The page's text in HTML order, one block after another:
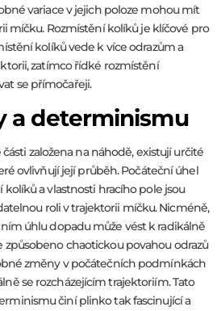
variace v jejich poloze mohou mít
míčku. Rozmístění kolíků je klíčové pro
kolíků vede k více odrazům a
zatímco řídké rozmístění
se přímočařeji.
a determinismu
založena na náhodě, existují určité
ovlivňují její průběh. Počáteční úhel
a vlastnosti hracího pole jsou
roli v trajektorii míčku. Nicméně,
úhlu dopadu může vést k radikálně
způsobeno chaotickou povahou odrazů
změny v počátečních podmínkách
se rozcházejícím trajektoriím. Tato
činí plinko tak fascinující a